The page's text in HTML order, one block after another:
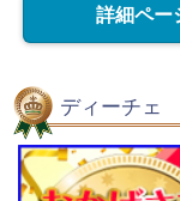
詳細ペー
ディーチェ